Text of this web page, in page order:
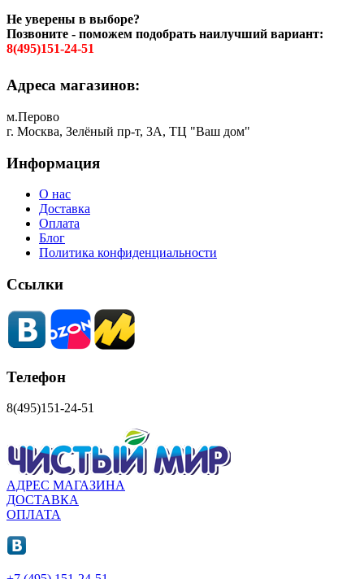
Не уверены в выборе?
Позвоните - поможем подобрать наилучший вариант:
8(495)151-24-51
Адреса магазинов:
м.Перово
г. Москва, Зелёный пр-т, 3А, ТЦ "Ваш дом"
Информация
О нас
Доставка
Оплата
Блог
Политика конфиденциальности
Ссылки
Телефон
8(495)151-24-51
АДРЕС МАГАЗИНА
ДОСТАВКА
ОПЛАТА